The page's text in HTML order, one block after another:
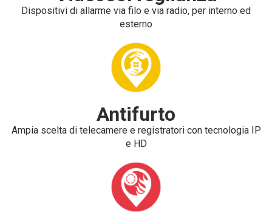
Dispositivi di allarme via filo e via radio, per interno ed
esterno
Antifurto
Ampia scelta di telecamere e registratori con tecnologia IP
e HD